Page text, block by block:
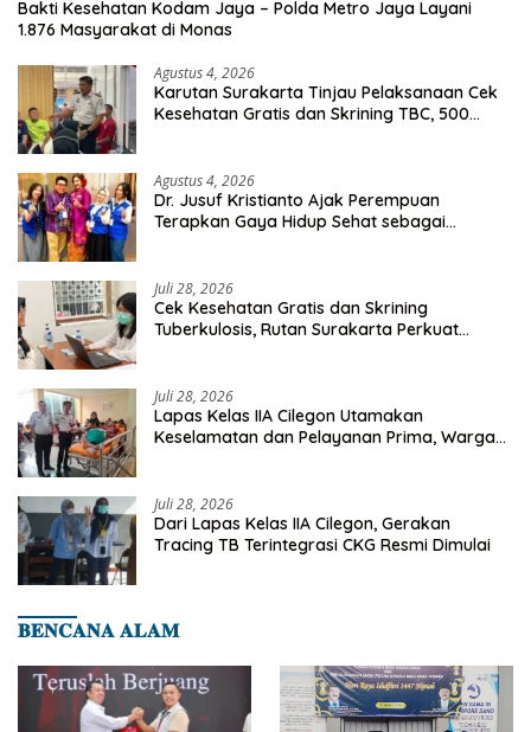
Bakti Kesehatan Kodam Jaya – Polda Metro Jaya Layani
1.876 Masyarakat di Monas
Agustus 4, 2026
Karutan Surakarta Tinjau Pelaksanaan Cek
Kesehatan Gratis dan Skrining TBC, 500
Agustus 4, 2026
Dr. Jusuf Kristianto Ajak Perempuan
Terapkan Gaya Hidup Sehat sebagai
Juli 28, 2026
Cek Kesehatan Gratis dan Skrining
Tuberkulosis, Rutan Surakarta Perkuat
Juli 28, 2026
Lapas Kelas IIA Cilegon Utamakan
Keselamatan dan Pelayanan Prima, Warga
Juli 28, 2026
Dari Lapas Kelas IIA Cilegon, Gerakan
Tracing TB Terintegrasi CKG Resmi Dimulai
𝐁𝐄𝐍𝐂𝐀𝐍𝐀 𝐀𝐋𝐀𝐌